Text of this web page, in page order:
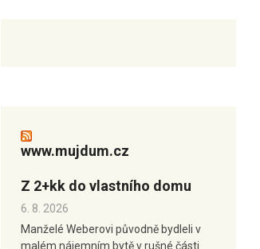
www.mujdum.cz
Z 2+kk do vlastního domu
6. 8. 2026
Manželé Weberovi původně bydleli v
malém nájemním bytě v rušné části